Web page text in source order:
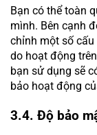
Bạn có thể toàn
mình. Bên cạnh
chỉnh một số
do hoạt động
bạn sử dụng sẽ
bảo hoạt động
3.4. Độ bảo